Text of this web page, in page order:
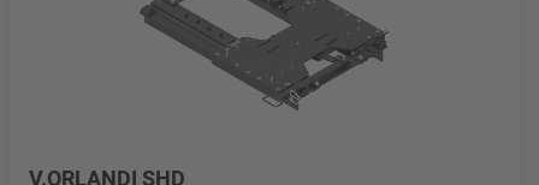
V.ORLANDI SHD